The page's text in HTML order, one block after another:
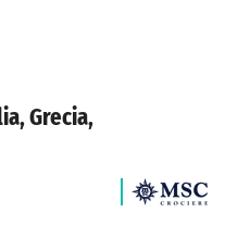
Grecia,